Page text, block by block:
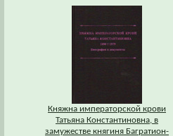
Княжна императорской крови
Татьяна Константиновна, в
замужестве княгиня Багратион-